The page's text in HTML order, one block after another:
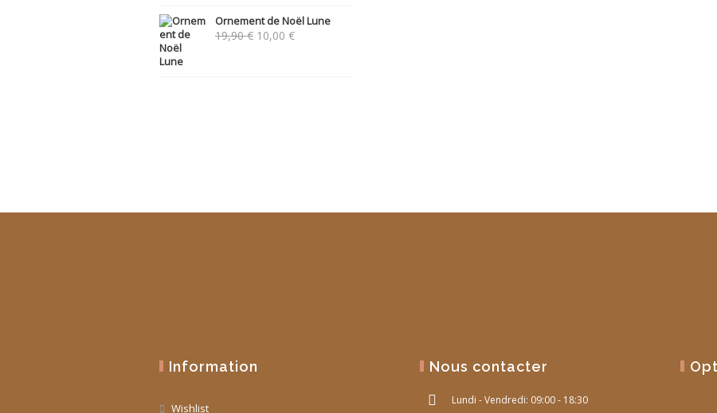
Ornement de Noël Lune
19,90€ Le
10,00 €Le
Information
Wishlist
Nous contacter
Lundi - Vendredi: 09:00 - 18:30